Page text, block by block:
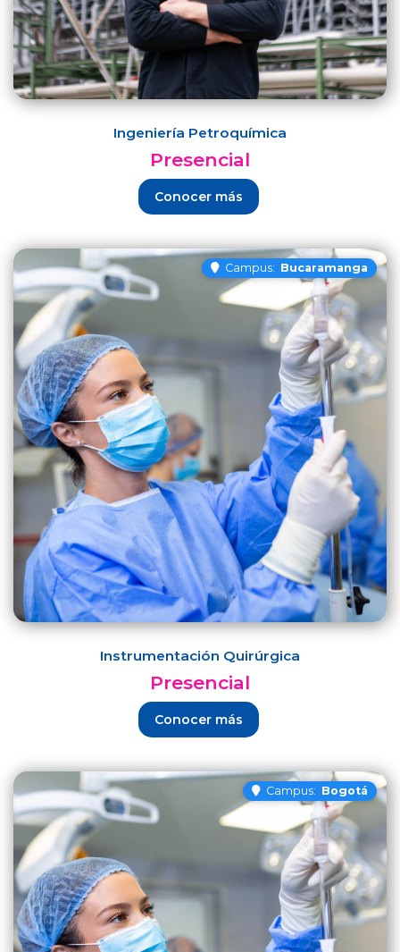
Ingeniería Petroquímica
Presencial
Conocer más
Campus: Bucaramanga
Instrumentación Quirúrgica
Presencial
Conocer más
Campus: Bogotá